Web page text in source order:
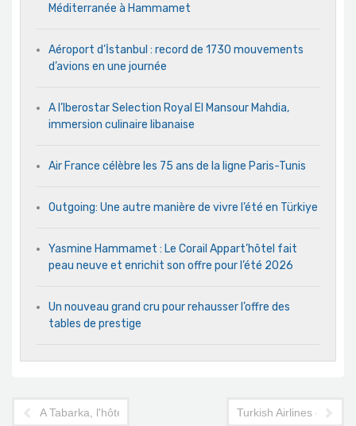
Méditerranée à Hammamet
Aéroport d’İstanbul : record de 1730 mouvements
d’avions en une journée
A l’Iberostar Selection Royal El Mansour Mahdia,
immersion culinaire libanaise
Air France célèbre les 75 ans de la ligne Paris-Tunis
Outgoing: Une autre manière de vivre l’été en Türkiye
Yasmine Hammamet : Le Corail Appart’hôtel fait
peau neuve et enrichit son offre pour l’été 2026
Un nouveau grand cru pour rehausser l’offre des
tables de prestige
A Tabarka, l'hôtel Itropika récompense ses agences
Turkish Airlines crée